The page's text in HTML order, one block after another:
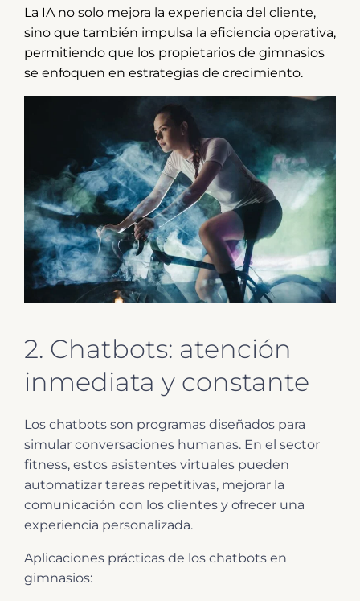
La IA no solo mejora la experiencia del cliente,
sino que también impulsa la eficiencia operativa,
permitiendo que los propietarios de gimnasios
se enfoquen en estrategias de crecimiento.
2. Chatbots: atención
inmediata y constante
Los chatbots son programas diseñados para
simular conversaciones humanas. En el sector
fitness, estos asistentes virtuales pueden
automatizar tareas repetitivas, mejorar la
comunicación con los clientes y ofrecer una
experiencia personalizada.
Aplicaciones prácticas de los chatbots en
gimnasios: